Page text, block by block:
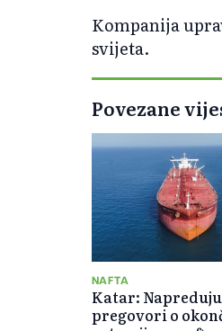
Kompanija
svijeta.
Povezane
NAFTA
Katar: Napreduju
pregovori o